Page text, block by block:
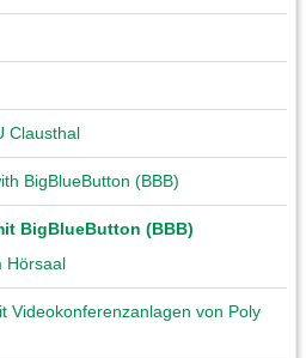
Clausthal
BigBlueButton (BBB)
BigBlueButton (BBB)
Hörsaal
Videokonferenzanlagen von Poly